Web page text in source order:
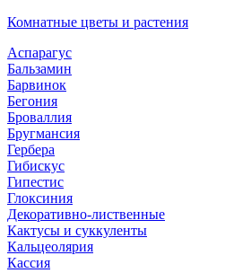
Комнатные цветы и растения
Аспарагус
Бальзамин
Барвинок
Бегония
Броваллия
Бругмансия
Гербера
Гибискус
Гипестис
Глоксиния
Декоративно-лиственные
Кактусы и суккуленты
Кальцеолярия
Кассия